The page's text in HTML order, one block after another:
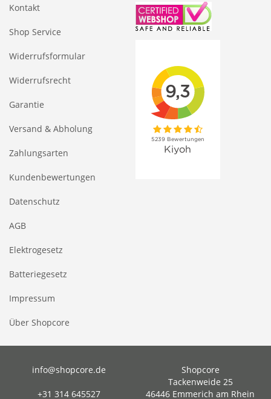
Kontakt
Shop Service
Widerrufsformular
Widerrufsrecht
Garantie
Versand & Abholung
Zahlungsarten
Kundenbewertungen
Datenschutz
AGB
Elektrogesetz
Batteriegesetz
Impressum
Über Shopcore
info@shopcore.de
+31 314 645527
Shopcore
Tackenweide 25
46446 Emmerich am Rhein